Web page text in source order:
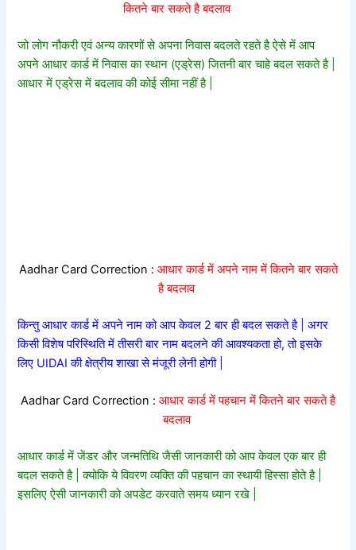
कितने बार सकते है बदलाव
जो लोग नौकरी एवं अन्य कारणों से अपना निवास बदलते रहते है ऐसे में आप
अपने आधार कार्ड में निवास का स्थान (एड्रेस) जितनी बार चाहे बदल सकते है |
आधार में एड्रेस में बदलाव की कोई सीमा नहीं है |
Aadhar Card Correction : आधार कार्ड में अपने नाम में कितने बार सकते
है बदलाव
किन्तु आधार कार्ड में अपने नाम को आप केवल 2 बार ही बदल सकते है | अगर
किसी विशेष परिस्थिति में तीसरी बार नाम बदलने की आवश्यकता हो, तो इसके
लिए UIDAI की क्षेत्रीय शाखा से मंजूरी लेनी होगी |
Aadhar Card Correction : आधार कार्ड में पहचान में कितने बार सकते है
बदलाव
आधार कार्ड में जेंडर और जन्मतिथि जैसी जानकारी को आप केवल एक बार ही
बदल सकते है | क्योकि ये विवरण व्यक्ति की पहचान का स्थायी हिस्सा होते है |
इसलिए ऐसी जानकारी को अपडेट करवाते समय ध्यान रखे |